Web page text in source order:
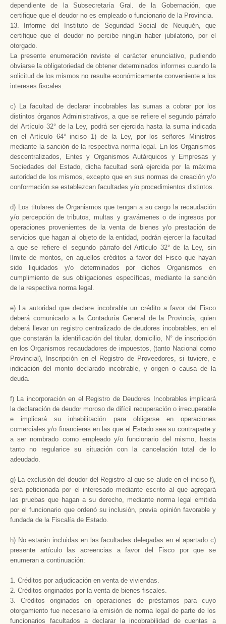
dependiente de la Subsecretaría Gral. de la Gobernación, que
certifique que el deudor no es empleado o funcionario de la Provincia.
13. Informe del Instituto de Seguridad Social de Neuquén, que
certifique que el deudor no percibe ningún haber jubilatorio, por el
otorgado.
La presente enumeración reviste el carácter enunciativo, pudiendo
obviarse la obligatoriedad de obtener determinados informes cuando la
solicitud de los mismos no resulte económicamente conveniente a los
intereses fiscales.
c) La facultad de declarar incobrables las sumas a cobrar por los
distintos órganos Administrativos, a que se refiere el segundo párrafo
del Artículo 32° de la Ley, podrá ser ejercida hasta la suma indicada
en el Artículo 64° inciso 1) de
la Ley, por los señores Ministros
mediante la sanción de la respectiva norma legal. En los Organismos
descentralizados, Entes y Organismos Autárquicos y Empresas y
Sociedades del Estado, dicha facultad será ejercida por la máxima
autoridad de los mismos, excepto que en sus normas de creación y/o
conformación se establezcan facultades y/o procedimientos distintos.
d) Los titulares de Organismos que tengan a su cargo la recaudación
y/o percepción de tributos, multas y gravámenes o de ingresos por
operaciones provenientes de la venta de bienes y/o prestación de
servicios que hagan al objeto de la entidad, podrán ejercer la facultad
a que se refiere el segundo párrafo del Artículo 32° de
la Ley, sin
límite de montos, en aquellos créditos a favor del Fisco que hayan
sido liquidados y/o determinados por dichos Organismos en
cumplimiento de sus obligaciones específicas, mediante la sanción
de la respectiva norma legal.
e) La autoridad que declare incobrable un crédito a favor del Fisco
deberá comunicarlo a la Contaduría General de la Provincia, quien
deberá llevar un registro centralizado de deudores incobrables, en el
que constarán la identificación del titular, domicilio, N° de inscripción
en los Organismos recaudadores de impuestos, (tanto Nacional como
Provincial), Inscripción en el Registro de Proveedores, si tuviere, e
indicación del monto declarado incobrable, y origen o causa de la
deuda.
f) La incorporación en el Registro de Deudores Incobrables implicará
la declaración de deudor moroso de difícil recuperación o irrecuperable
e implicará su inhabilitación para obligarse en operaciones
comerciales y/o financieras en las que el Estado sea su contraparte y
a ser nombrado como empleado y/o funcionario del mismo, hasta
tanto no regularice su situación con la cancelación total de lo
adeudado.
g) La exclusión del deudor del Registro al que se alude en el inciso f),
será peticionada por el interesado mediante escrito al que agregará
las pruebas que hagan a su derecho, mediante norma legal emitida
por el funcionario que ordenó su inclusión, previa opinión favorable y
fundada de la Fiscalíade Estado.
h) No estarán incluidas en las facultades delegadas en el apartado c)
presente artículo las acreencias a favor del Fisco por que se
enumeran a continuación:
1. Créditos por adjudicación en venta de viviendas.
2. Créditos originados por la venta de bienes fiscales.
3. Créditos originados en operaciones de préstamos para cuyo
otorgamiento fue necesario la emisión de norma legal de parte de los
funcionarios facultados a declarar la incobrabilidad de cuentas a